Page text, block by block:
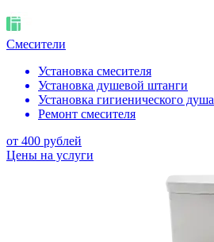
Смесители
Установка смесителя
Установка душевой штанги
Установка гигиенического душа
Ремонт смесителя
от 400 рублей
Цены на услуги